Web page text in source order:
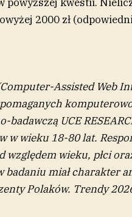
2000 zł
Assisted Web
UCE
w wieku 18-80 lat.
względem wieku, płci
badaniu miał charakter
Polaków. Trendy